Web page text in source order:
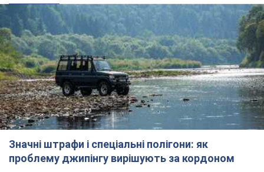
Значні штрафи і спеціальні полігони: як
проблему джипінгу вирішують за кордоном